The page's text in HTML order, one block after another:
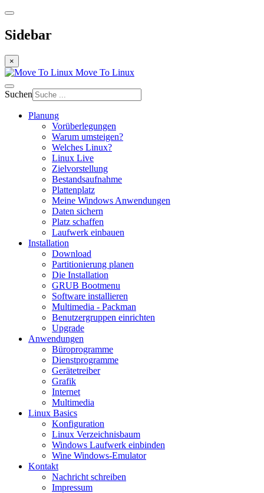
Sidebar
×
Move To Linux
Suchen
Planung
Vorüberlegungen
Warum umsteigen?
Welches Linux?
Linux Live
Zielvorstellung
Bestandsaufnahme
Plattenplatz
Meine Windows Anwendungen
Daten sichern
Platz schaffen
Laufwerk einbauen
Installation
Download
Partitionierung planen
Die Installation
GRUB Bootmenu
Software installieren
Multimedia - Packman
Benutzergruppen einrichten
Upgrade
Anwendungen
Büroprogramme
Dienstprogramme
Gerätetreiber
Grafik
Internet
Multimedia
Linux Basics
Konfiguration
Linux Verzeichnisbaum
Windows Laufwerk einbinden
Wine Windows-Emulator
Kontakt
Nachricht schreiben
Impressum